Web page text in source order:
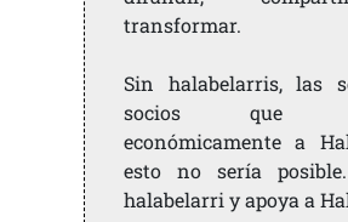
transformar.
Sin halabelarris, las
socios que
económicamente a
esto no sería posible.
halabelarri y apoya a